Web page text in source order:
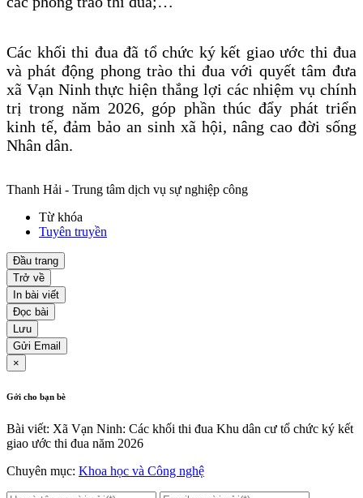
Các khối thi đua đã tổ chức ký kết giao ước thi đua
và phát động phong trào thi đua với quyết tâm đưa
xã Vạn Ninh thực hiện thắng lợi các nhiệm vụ chính
trị trong năm 2026, góp phần thúc đẩy phát triển
kinh tế, đảm bảo an sinh xã hội, nâng cao đời sống
Nhân dân.
Thanh Hải - Trung tâm dịch vụ sự nghiệp công
Từ khóa
Tuyên truyền
Đầu trang
Trở về
In bài viết
Đọc bài
Lưu
Gửi Email
×
Gởi cho bạn bè
Bài viết: Xã Vạn Ninh: Các khối thi đua Khu dân cư tổ chức ký kết
giao ước thi đua năm 2026
Chuyên mục: Khoa học và Công nghệ